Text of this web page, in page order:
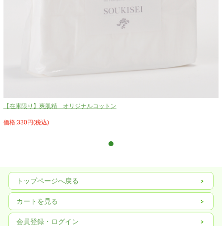
【在庫限り】爽肌精 オリジナルコットン
価格:330円(税込)
トップページへ戻る
カートを見る
会員登録・ログイン